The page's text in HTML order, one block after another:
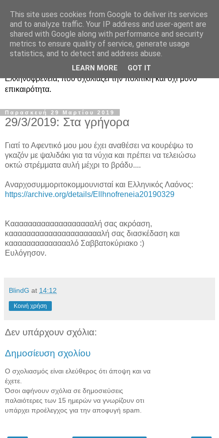
Ραδιοφωνική
Ελληνοφρένεια Unofficial
Η γνωστή ραδιοφωνική εκπομπή κατά κόσμον
Ελληνοφρένεια, που σχολιάζει την πολιτική και όχι μόνο
επικαιρότητα.
Παρασκευή 29 Μαρτίου 2019
29/3/2019: Στα γρήγορα
Γιατί το Αφεντικό μου μου έχει αναθέσει να κουρέψω το
γκαζόν με ψαλιδάκι για τα νύχια και πρέπει να τελειώσω
οκτώ στρέμματα αυλή μέχρι το βράδυ....
Αναρχοσυμμοριτοκομμουνισταί και Ελληνικός Λαόνος:
https://archive.org/details/Ellhnofreneia20190329
Καααααααααααααααααααλή σας ακρόαση,
καααααααααααααααααααααλή σας διασκέδαση και
κααααααααααααααλό Σαββατοκύριακο :)
Ευλόγησον.
BlindG at 14:12
Κοινή χρήση
Δεν υπάρχουν σχόλια:
Δημοσίευση σχολίου
Ο σχολιασμός είναι ελεύθερος ότι άποψη και να
έχετε.
Όσοι αφήνουν σχόλια σε δημοσιεύσεις
παλαιότερες των 15 ημερών να γνωρίζουν οτι
υπάρχει προέλεγχος για την αποφυγή spam.
This site uses cookies from Google to deliver its services
and to analyze traffic. Your IP address and user-agent are
shared with Google along with performance and security
metrics to ensure quality of service, generate usage
statistics, and to detect and address abuse.
LEARN MORE GOT IT